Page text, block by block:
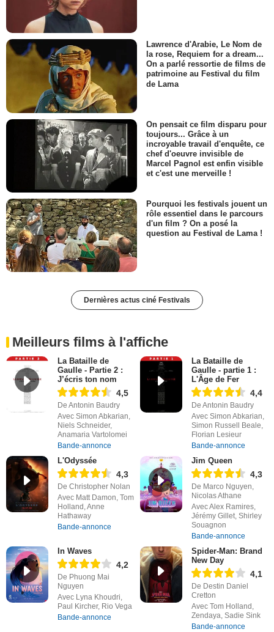
Lawrence d'Arabie, Le Nom de
la rose, Requiem for a dream...
On a parlé ressortie de films de
patrimoine au Festival du film
de Lama
On pensait ce film disparu pour
toujours... Grâce à un
incroyable travail d'enquête, ce
chef d'oeuvre invisible de
Marcel Pagnol est enfin visible
et c'est une merveille !
Pourquoi les festivals jouent un
rôle essentiel dans le parcours
d'un film ? On a posé la
question au Festival de Lama !
Dernières actus ciné Festivals
Meilleurs films à l'affiche
La Bataille de
Gaulle - Partie 2 :
J’écris ton nom
4,5
De Antonin Baudry
Avec Simon Abkarian,
Niels Schneider,
Anamaria Vartolomei
Bande-annonce
La Bataille de
Gaulle - partie 1 :
L'Âge de Fer
4,4
De Antonin Baudry
Avec Simon Abkarian,
Simon Russell Beale,
Florian Lesieur
Bande-annonce
L'Odyssée
4,3
De Christopher Nolan
Avec Matt Damon, Tom
Holland, Anne
Hathaway
Bande-annonce
Jim Queen
4,3
De Marco Nguyen,
Nicolas Athane
Avec Alex Ramires,
Jérémy Gillet, Shirley
Souagnon
Bande-annonce
In Waves
4,2
De Phuong Mai
Nguyen
Avec Lyna Khoudri,
Paul Kircher, Rio Vega
Bande-annonce
Spider-Man: Brand
New Day
4,1
De Destin Daniel
Cretton
Avec Tom Holland,
Zendaya, Sadie Sink
Bande-annonce